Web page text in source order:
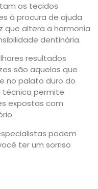
os tecidos
à procura de ajuda
que altera a harmonia
dentinária.
resultados
são aquelas que
no palato duro do
técnica permite
expostas com
podem
ter um sorriso